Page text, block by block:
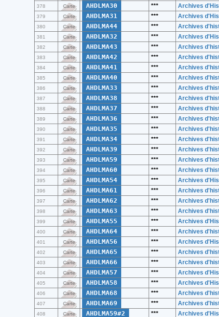
378 Carte AHDLMA30 *** Archives
379 Carte AHDLMA31 *** Archives
380 Carte AHDLMA44 *** Archives
381 Carte AHDLMA32 *** Archives
382 Carte AHDLMA43 *** Archives
383 Carte AHDLMA42 *** Archives
384 Carte AHDLMA41 *** Archives
385 Carte AHDLMA40 *** Archives
386 Carte AHDLMA33 *** Archives
387 Carte AHDLMA38 *** Archives
388 Carte AHDLMA37 *** Archives
389 Carte AHDLMA36 *** Archives
390 Carte AHDLMA35 *** Archives
391 Carte AHDLMA34 *** Archives
392 Carte AHDLMA39 *** Archives
393 Carte AHDLMA59 *** Archives
394 Carte AHDLMA60 *** Archives
395 Carte AHDLMA54 *** Archives
396 Carte AHDLMA61 *** Archives
397 Carte AHDLMA62 *** Archives
398 Carte AHDLMA63 *** Archives
399 Carte AHDLMA55 *** Archives
400 Carte AHDLMA64 *** Archives
401 Carte AHDLMA56 *** Archives
402 Carte AHDLMA65 *** Archives
403 Carte AHDLMA66 *** Archives
404 Carte AHDLMA57 *** Archives
405 Carte AHDLMA58 *** Archives
406 Carte AHDLMA68 *** Archives
407 Carte AHDLMA69 *** Archives
408 Carte AHDLMA59#2 *** Archives